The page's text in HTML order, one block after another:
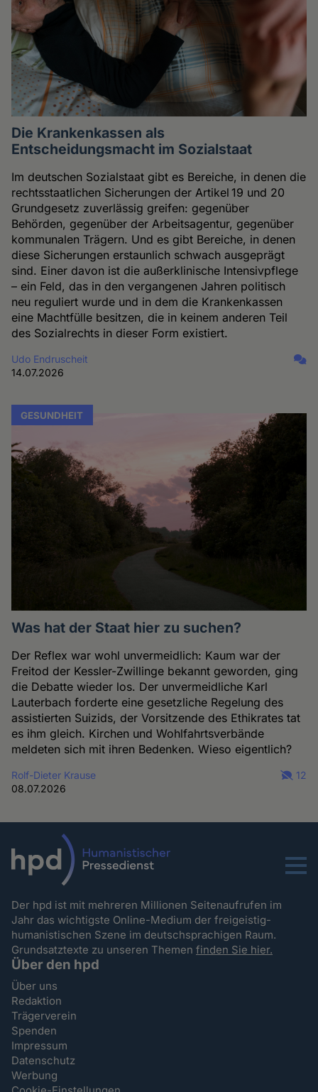
Die Krankenkassen als
Entscheidungsmacht im Sozialstaat
Im deutschen Sozialstaat gibt es Bereiche, in denen die
rechtsstaatlichen Sicherungen der Artikel 19 und 20
Grundgesetz zuverlässig greifen: gegenüber
Behörden, gegenüber der Arbeitsagentur, gegenüber
kommunalen Trägern. Und es gibt Bereiche, in denen
diese Sicherungen erstaunlich schwach ausgeprägt
sind. Einer davon ist die außerklinische Intensivpflege
– ein Feld, das in den vergangenen Jahren politisch
neu reguliert wurde und in dem die Krankenkassen
eine Machtfülle besitzen, die in keinem anderen Teil
des Sozialrechts in dieser Form existiert.
Udo Endruscheit
14.07.2026
GESUNDHEIT
Was hat der Staat hier zu suchen?
Der Reflex war wohl unvermeidlich: Kaum war der
Freitod der Kessler-Zwillinge bekannt geworden, ging
die Debatte wieder los. Der unvermeidliche Karl
Lauterbach forderte eine gesetzliche Regelung des
assistierten Suizids, der Vorsitzende des Ethikrates tat
es ihm gleich. Kirchen und Wohlfahrtsverbände
meldeten sich mit ihren Bedenken. Wieso eigentlich?
Rolf-Dieter Krause
08.07.2026
12
Menu
Der hpd ist mit mehreren Millionen Seitenaufrufen im
Jahr das wichtigste Online-Medium der freigeistig-
humanistischen Szene im deutschsprachigen Raum.
Grundsatztexte zu unseren Themenfinden Sie hier.
Über den hpd
Über uns
Redaktion
Trägerverein
Spenden
Impressum
Datenschutz
Werbung